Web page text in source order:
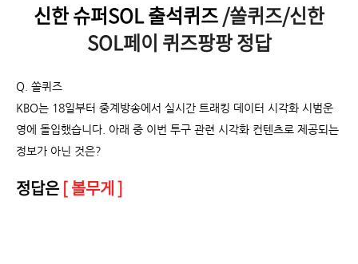
신한 슈퍼SOL 출석퀴즈/쏠퀴즈/신한
SOL페이 퀴즈팡팡 정답
Q. 쏠퀴즈
KBO는 18일부터 중계방송에서 실시간 트래킹 데이터 시각화 시범운
영에 돌입했습니다. 아래 중 이번 투구 관련 시각화 컨텐츠로 제공되는
정보가 아닌 것은?
정답은 [ 볼무게 ]